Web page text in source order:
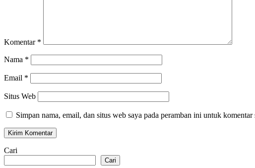
Komentar *
Nama *
Email *
Situs Web
Simpan nama, email, dan situs web saya pada peramban ini untuk komentar
Cari
Cari